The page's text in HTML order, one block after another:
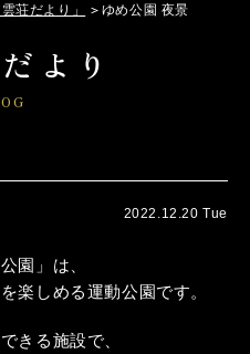
荘だより」 ゆめ公園 夜景
より
2022.12.20 Tue
園」は、
楽しめる運動公園です。
きる施設で、